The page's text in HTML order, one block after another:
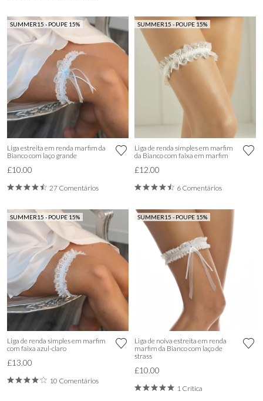
SUMMER15 - POUPE 15%
Liga estreita em renda marfim da
Bianco com laço grande
£10.00
27 Comentários
SUMMER15 - POUPE 15%
Liga de renda simples em marfim
da Bianco com faixa em marfim
£12.00
6 Comentários
SUMMER15 - POUPE 15%
Liga de renda simples em marfim
com faixa azul-claro
£13.00
10 Comentários
SUMMER15 - POUPE 15%
Liga de noiva estreita em renda
marfim da Bianco com laço de
strass
£10.00
1 Crítica